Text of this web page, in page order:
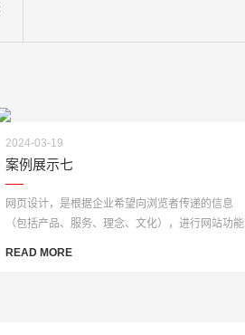
2024-03-19
案例展示七
网页设计，是根据企业希望向浏览者传递的信息
（包括产品、服务、理念、文化），进行网站功能
READ MORE